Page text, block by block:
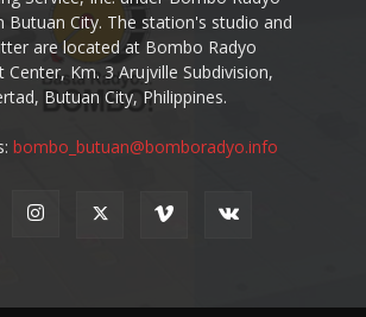
Butuan City. The station's studio and
are located at Bombo Radyo
Center, Km. 3 Arujville Subdivision,
Butuan City, Philippines.
bombo_butuan@bomboradyo.info